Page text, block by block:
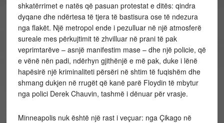
shkatërrimet e natës që pasuan protestat e ditës: qindra
dyqane dhe ndërtesa të tjera të bastisura ose të ndezura
nga flakët. Një metropol ende i pezulluar në një atmosferë
sureale mes përkujtimit të zhvilluar në prani të pak
veprimtarëve – asnjë manifestim mase – dhe një policie, që
e vënë nën padi, ndërhyn gjithënjë e më pak, duke i lënë
hapësirë një kriminaliteti përsëri në shtim të fuqishëm dhe
shmang dukjen në rrugët që kanë parë Floydin të mbytur
nga polici Derek Chauvin, tashmë i dënuar për vrasje.
Minneapolis nuk është një rast i veçuar: nga Çikago në